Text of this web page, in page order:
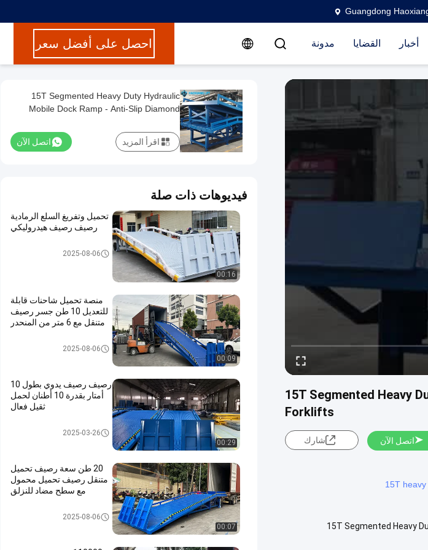
Guangdong
أخبار القضايا مدونة احصل على أفضل سعر
15T Segmented Heavy
Forklifts
اتصل الآن شارك
15T
15T Segmented Heavy
15T Segmented Heavy Duty Hydraulic
Mobile Dock Ramp - Anti-Slip Diamond
اتصل الآن اقرأ المزيد
فيديوهات ذات صلة
00:16
تحميل وتفريغ السلع الرمادية
رصيف رصيف هيدروليكي
رصيف رصيف محمول2025-08-06
00:09
منصة تحميل شاحنات قابلة
للتعديل 10 طن جسر رصيف
متنقل مع 6 متر من المنحدر
رصيف رصيف هيدروليكي
2025-08-06
00:29
رصيف رصيف يدوي بطول 10
أمتار بقدرة 10 أطنان لحمل
ثقيل فعال
رصيف رصيف متنقل2025-03-26
00:07
20 طن سعة رصيف تحميل
متنقل رصيف تحميل محمول
مع سطح مضاد للنزلق
رصيف رصيف متنقل2025-08-06